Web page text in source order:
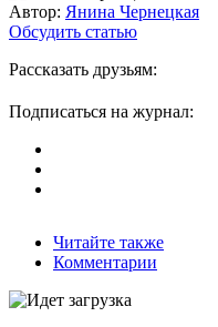
Автор: Янина Чернецкая
Обсудить статью
Рассказать друзьям:
Подписаться на журнал:
Читайте также
Комментарии